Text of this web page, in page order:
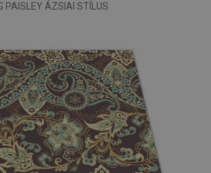
PAISLEY ÁZSIAI STÍLUS